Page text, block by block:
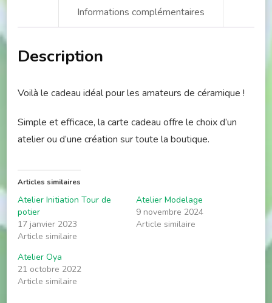
Informations complémentaires
Description
Voilà le cadeau idéal pour les amateurs de céramique !
Simple et efficace, la carte cadeau offre le choix d’un
atelier ou d’une création sur toute la boutique.
Articles similaires
Atelier Initiation Tour de
potier
17 janvier 2023
Article similaire
Atelier Modelage
9 novembre 2024
Article similaire
Atelier Oya
21 octobre 2022
Article similaire